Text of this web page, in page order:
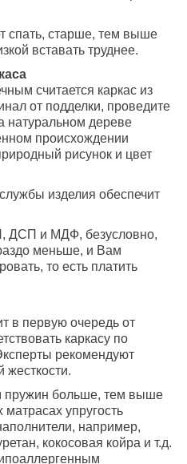
спать, старше, тем выше
вставать труднее.
считается каркас из
от подделки, проведите
натуральном дереве
происхождении
рисунок и цвет
изделия обеспечит
ДСП и МДФ, безусловно,
меньше, и Вам
то есть платить
в первую очередь от
каркасу по
рекомендуют
жесткости.
пружин больше, тем выше
упругость
например,
кокосовая койра и т.д.